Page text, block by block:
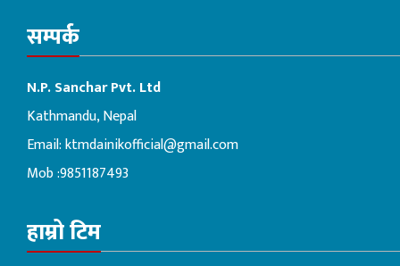
सम्पर्क
N.P. Sanchar Pvt. Ltd
Kathmandu, Nepal
Email:ktmdainikofficial@gmail.com
Mob :9851187493
हाम्रो टिम